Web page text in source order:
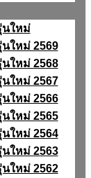
นใหม่
ใหม่ 2569
ใหม่ 2568
ใหม่ 2567
ใหม่ 2566
ใหม่ 2565
ใหม่ 2564
ใหม่ 2563
ใหม่ 2562